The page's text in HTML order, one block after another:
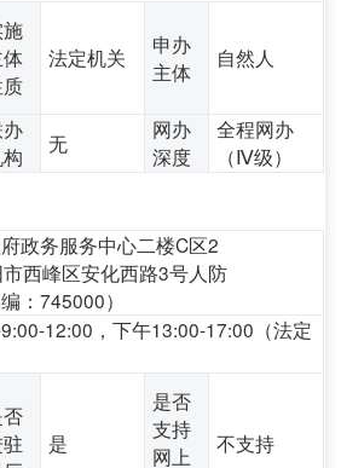
法定机关
申办
主体
自然人
无
网办
深度
全程网办
（Ⅳ级）
政务服务中心二楼C区2
西峰区安化西路3号人防
：745000）
12:00，下午13:00-17:00（法定
是
是否
支持
网上
不支持